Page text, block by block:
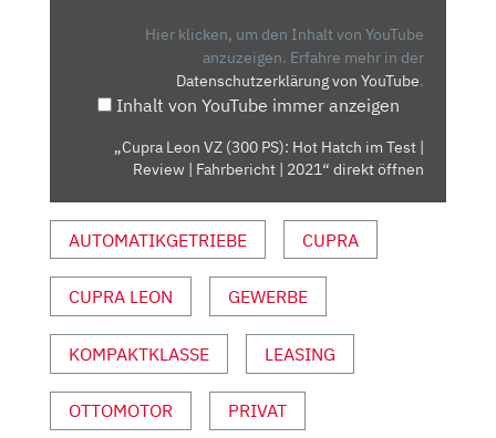
|
FAHRBERICHT
2021“
VON
YOUTUBE
ANZEIGEN
Hier klicken, um den Inhalt von YouTube
anzuzeigen. Erfahre mehr in der
Datenschutzerklärung von YouTube.
Inhalt von YouTube immer anzeigen
„Cupra Leon VZ (300 PS): Hot Hatch im Test |
Review | Fahrbericht | 2021“ direkt öffnen
AUTOMATIKGETRIEBE CUPRA
CUPRA LEON GEWERBE
KOMPAKTKLASSE LEASING
OTTOMOTOR PRIVAT